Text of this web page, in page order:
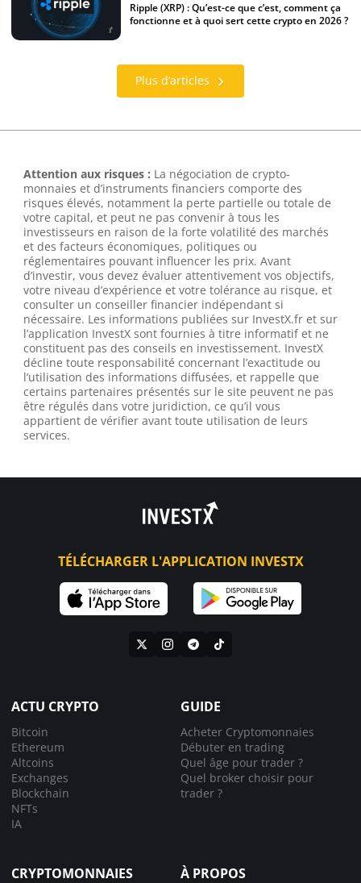
Ripple (XRP) : Qu’est-ce que c’est, comment ça
fonctionne et à quoi sert cette crypto en 2026 ?
Plus d’articles
Attention aux risques : La négociation de crypto-
monnaies et d’instruments financiers comporte des
risques élevés, notamment la perte partielle ou totale de
votre capital, et peut ne pas convenir à tous les
investisseurs en raison de la forte volatilité des marchés
et des facteurs économiques, politiques ou
réglementaires pouvant influencer les prix. Avant
d’investir, vous devez évaluer attentivement vos objectifs,
votre niveau d’expérience et votre tolérance au risque, et
consulter un conseiller financier indépendant si
nécessaire. Les informations publiées sur InvestX.fr et sur
l’application InvestX sont fournies à titre informatif et ne
constituent pas des conseils en investissement. InvestX
décline toute responsabilité concernant l’exactitude ou
l’utilisation des informations diffusées, et rappelle que
certains partenaires présentés sur le site peuvent ne pas
être régulés dans votre juridiction, ce qu’il vous
appartient de vérifier avant toute utilisation de leurs
services.
TÉLÉCHARGER L'APPLICATION INVESTX
ACTU CRYPTO
Bitcoin
Ethereum
Altcoins
Exchanges
Blockchain
NFTs
IA
GUIDE
Acheter Cryptomonnaies
Débuter en trading
Quel âge pour trader ?
Quel broker choisir pour
trader ?
CRYPTOMONNAIES À PROPOS